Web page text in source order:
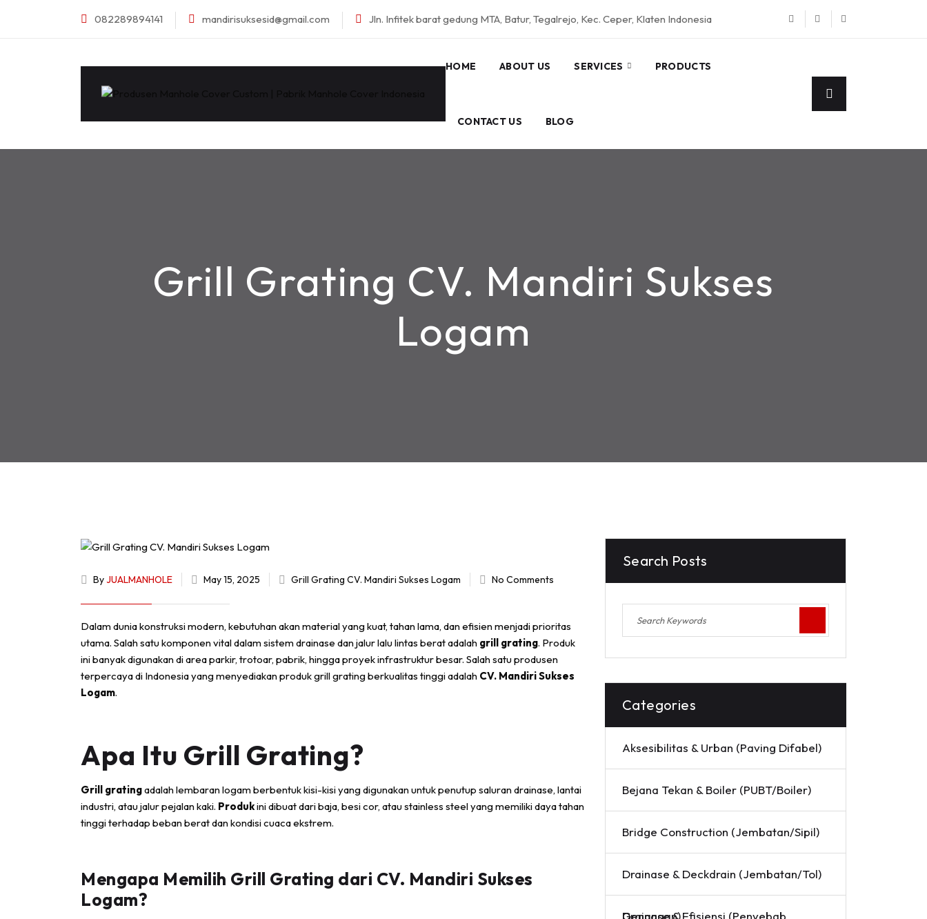
082289894141 mandirisuksesid@gmail.com Jln. Infitek barat gedung MTA, Batur, Tegalrejo, Kec. Ceper, Klaten Indonesia
HOME ABOUT US SERVICES PRODUCTS
CONTACT US BLOG
Grill Grating CV. Mandiri Sukses
Logam
ByJUALMANHOLE May 15, 2025 Grill Grating CV. Mandiri Sukses Logam No Comments
Dalam dunia konstruksi modern, kebutuhan akan material yang kuat, tahan lama, dan efisien menjadi prioritas
utama. Salah satu komponen vital dalam sistem drainase dan jalur lalu lintas berat adalah grill grating. Produk
ini banyak digunakan di area parkir, trotoar, pabrik, hingga proyek infrastruktur besar. Salah satu produsen
terpercaya di Indonesia yang menyediakan produk grill grating berkualitas tinggi adalah CV. Mandiri Sukses
Logam.
Apa Itu Grill Grating?
Grill gratingadalah lembaran logam berbentuk kisi-kisi yang digunakan untuk penutup saluran drainase, lantai
industri, atau jalur pejalan kaki. Produkini dibuat dari baja, besi cor, atau stainless steel yang memiliki daya tahan
tinggi terhadap beban berat dan kondisi cuaca ekstrem.
Mengapa Memilih Grill Grating dari CV. Mandiri Sukses
Logam?
Search Posts
Categories
Aksesibilitas & Urban (Paving Difabel)
Bejana Tekan & Boiler (PUBT/Boiler)
Bridge Construction (Jembatan/Sipil)
Drainase & Deckdrain (Jembatan/Tol)
Drainase & Efisiensi (Penyebab Genangan)